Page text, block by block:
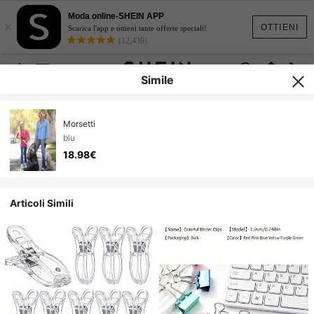
OTTIENI
×
Moda online-SHEIN APP
Scarica l'app e ottieni tante offerte speciali!
(12,439)
Simile
Morsetti
blu
18.98€
Articoli Simili